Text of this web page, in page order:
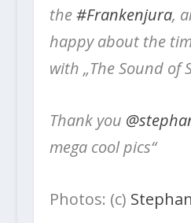
the#Frankenjura,
happy about the
with „The Sound of
Thank you
mega cool pics“
Photos: (c)